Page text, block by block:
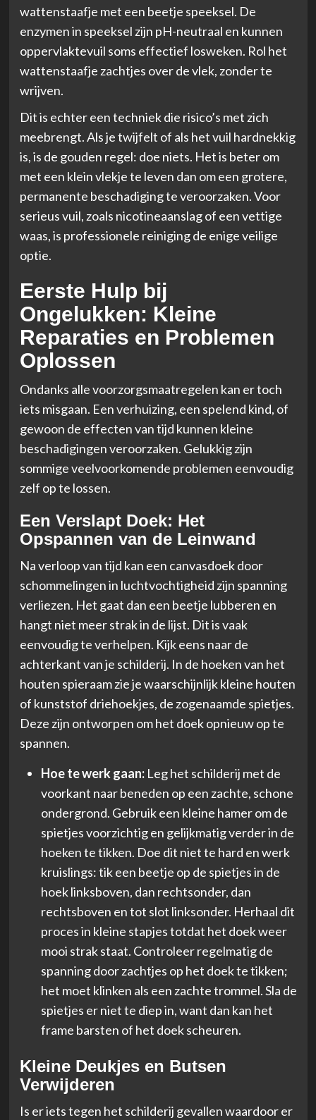
wattenstaafje met een beetje speeksel. De
enzymen in speeksel zijn pH-neutraal en kunnen
oppervlaktevuil soms effectief losweken. Rol het
wattenstaafje zachtjes over de vlek, zonder te
wrijven.
Dit is echter een techniek die risico’s met zich
meebrengt. Als je twijfelt of als het vuil hardnekkig
is, is de gouden regel: doe niets. Het is beter om
met een klein vlekje te leven dan om een grotere,
permanente beschadiging te veroorzaken. Voor
serieus vuil, zoals nicotineaanslag of een vettige
waas, is professionele reiniging de enige veilige
optie.
Eerste Hulp bij
Ongelukken: Kleine
Reparaties en Problemen
Oplossen
Ondanks alle voorzorgsmaatregelen kan er toch
iets misgaan. Een verhuizing, een spelend kind, of
gewoon de effecten van tijd kunnen kleine
beschadigingen veroorzaken. Gelukkig zijn
sommige veelvoorkomende problemen eenvoudig
zelf op te lossen.
Een Verslapt Doek: Het
Opspannen van de Leinwand
Na verloop van tijd kan een canvasdoek door
schommelingen in luchtvochtigheid zijn spanning
verliezen. Het gaat dan een beetje lubberen en
hangt niet meer strak in de lijst. Dit is vaak
eenvoudig te verhelpen. Kijk eens naar de
achterkant van je schilderij. In de hoeken van het
houten spieraam zie je waarschijnlijk kleine houten
of kunststof driehoekjes, de zogenaamde spietjes.
Deze zijn ontworpen om het doek opnieuw op te
spannen.
Hoe te werk gaan:Leg het schilderij met de
voorkant naar beneden op een zachte, schone
ondergrond. Gebruik een kleine hamer om de
spietjes voorzichtig en gelijkmatig verder in de
hoeken te tikken. Doe dit niet te hard en werk
kruislings: tik een beetje op de spietjes in de
hoek linksboven, dan rechtsonder, dan
rechtsboven en tot slot linksonder. Herhaal dit
proces in kleine stapjes totdat het doek weer
mooi strak staat. Controleer regelmatig de
spanning door zachtjes op het doek te tikken;
het moet klinken als een zachte trommel. Sla de
spietjes er niet te diep in, want dan kan het
frame barsten of het doek scheuren.
Kleine Deukjes en Butsen
Verwijderen
Is er iets tegen het schilderij gevallen waardoor er